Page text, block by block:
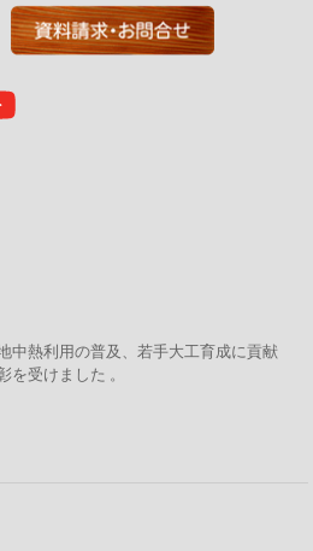
中熱利用の普及、若手大工育成に貢献
を受けました 。